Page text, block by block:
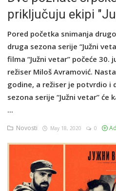
priključuju ekipi
Pored početka snimanja
druga sezona serije “Južni
filma “Južni vetar” počeće
režiser Miloš Avramović.
godine, a režiser je potvrdio i
sezona serije “Južni vetar” će
...
Novosti May 18, 2020 0